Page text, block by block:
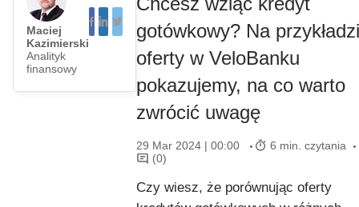
Maciej
Kazimierski
Analityk
finansowy
gotówkowy? Na
oferty w VeloBanku
pokazujemy, na co warto
zwrócić uwagę
29 Mar 2024 | 00:00
6 min. czytania
(0)
Czy wiesz, że porównując oferty